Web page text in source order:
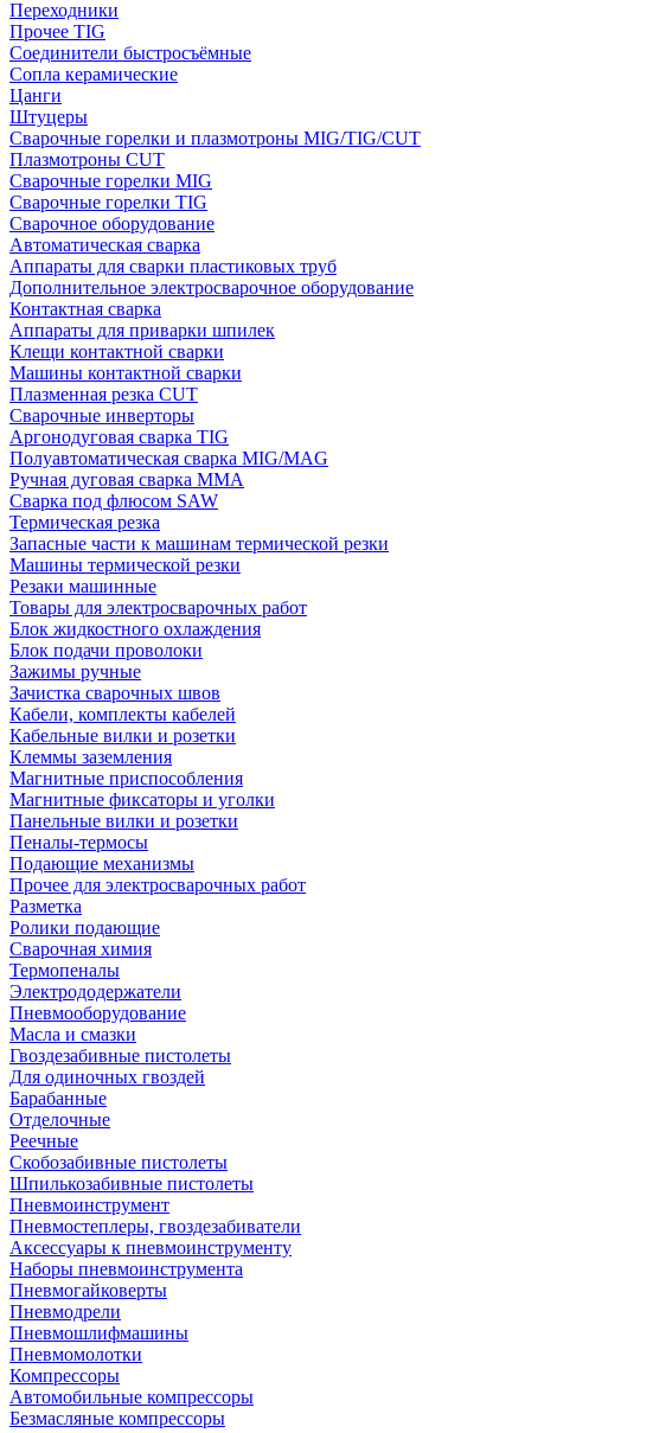
Переходники
Прочее TIG
Соединители быстросъёмные
Сопла керамические
Цанги
Штуцеры
Сварочные горелки и плазмотроны MIG/TIG/CUT
Плазмотроны CUT
Сварочные горелки MIG
Сварочные горелки TIG
Сварочное оборудование
Автоматическая сварка
Аппараты для сварки пластиковых труб
Дополнительное электросварочное оборудование
Контактная сварка
Аппараты для приварки шпилек
Клещи контактной сварки
Машины контактной сварки
Плазменная резка CUT
Сварочные инверторы
Аргонодуговая сварка TIG
Полуавтоматическая сварка MIG/MAG
Ручная дуговая сварка MMA
Сварка под флюсом SAW
Термическая резка
Запасные части к машинам термической резки
Машины термической резки
Резаки машинные
Товары для электросварочных работ
Блок жидкостного охлаждения
Блок подачи проволоки
Зажимы ручные
Зачистка сварочных швов
Кабели, комплекты кабелей
Кабельные вилки и розетки
Клеммы заземления
Магнитные приспособления
Магнитные фиксаторы и уголки
Панельные вилки и розетки
Пеналы-термосы
Подающие механизмы
Прочее для электросварочных работ
Разметка
Ролики подающие
Сварочная химия
Термопеналы
Электрододержатели
Пневмооборудование
Масла и смазки
Гвоздезабивные пистолеты
Для одиночных гвоздей
Барабанные
Отделочные
Реечные
Скобозабивные пистолеты
Шпилькозабивные пистолеты
Пневмоинструмент
Пневмостеплеры, гвоздезабиватели
Аксессуары к пневмоинструменту
Наборы пневмоинструмента
Пневмогайковерты
Пневмодрели
Пневмошлифмашины
Пневмомолотки
Компрессоры
Автомобильные компрессоры
Безмасляные компрессоры